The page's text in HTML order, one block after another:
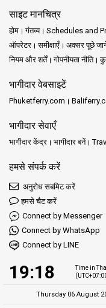
साइट मानचित्र
होम गंतव्य Schedules and
ऑपरेटर
समीक्षाएँ अक्सर पूछे
नियम और शर्तें
गोपनीयता नीति
भागीदार वेबसाइटें
Phuketferry.com
भागीदार सेवाएँ
भागीदार केंद्र भागीदार बनें
हमसे संपर्क करें
अनुरोध सबमिट करें
हमसे चैट करें
Connect by Messenger
Connect by WhatsApp
Connect by LINE
19:18
Time in
Thursday 06 August